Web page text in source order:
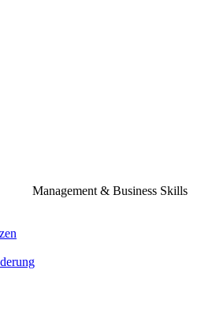
Management & Business Skills